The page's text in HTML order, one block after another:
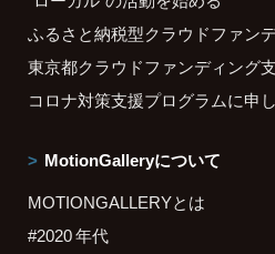
ふるさと納税型クラウドファン
東京都クラウドファンディング
コロナ対策支援プログラムに申
MotionGalleryについて
MOTIONGALLERYとは
#2020 年代